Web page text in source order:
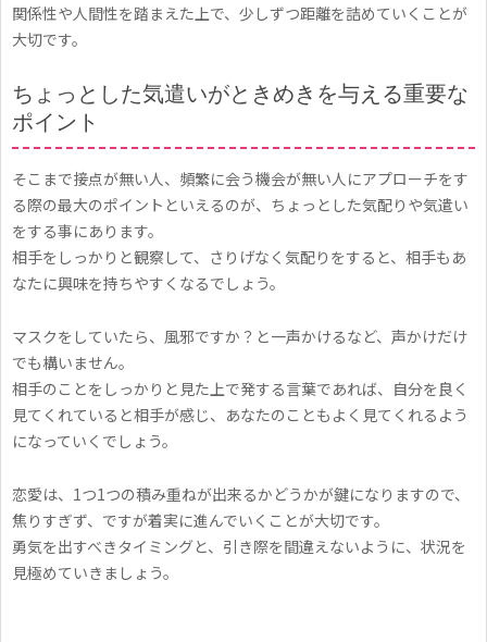
関係性や人間性を踏まえた上で、少しずつ距離を詰めていくことが
大切です。
ちょっとした気遣いがときめきを与える重要な
ポイント
そこまで接点が無い人、頻繁に会う機会が無い人にアプローチをす
る際の最大のポイントといえるのが、ちょっとした気配りや気遣い
をする事にあります。
相手をしっかりと観察して、さりげなく気配りをすると、相手もあ
なたに興味を持ちやすくなるでしょう。
マスクをしていたら、風邪ですか？と一声かけるなど、声かけだけ
でも構いません。
相手のことをしっかりと見た上で発する言葉であれば、自分を良く
見てくれていると相手が感じ、あなたのこともよく見てくれるよう
になっていくでしょう。
恋愛は、1つ1つの積み重ねが出来るかどうかが鍵になりますので、
焦りすぎず、ですが着実に進んでいくことが大切です。
勇気を出すべきタイミングと、引き際を間違えないように、状況を
見極めていきましょう。